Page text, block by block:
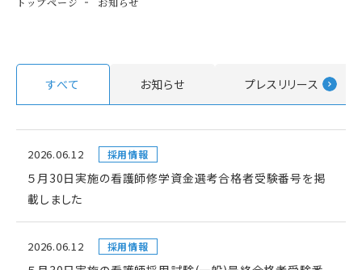
すべて お知らせ プレスリリース
2026.06.12 採用情報
５月30日実施の看護師修学資金選考合格者受験番号を掲
載しました
2026.06.12 採用情報